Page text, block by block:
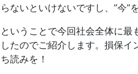
らないといけないですし、”今”
ということで今回社会全体に最
したのでご紹介します。損保
ち読みを！